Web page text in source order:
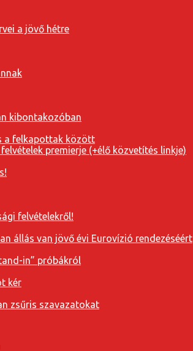
a jövő hétre
kibontakozóban
a felkapottak között
premierje (+élő közvetítés linkje)
felvételekről!
állás van jövő évi Eurovízió rendezéséért
in” próbákról
kér
zsűris szavazatokat